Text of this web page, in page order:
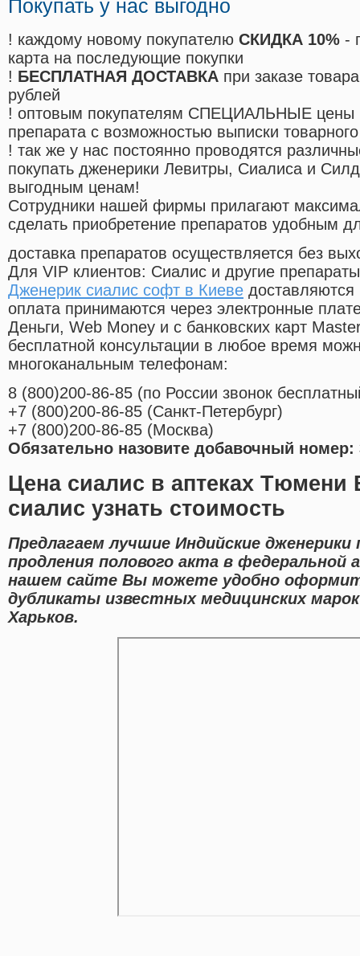
Покупать у нас выгодно
! каждому новому покупателю СКИДКА 10% -
карта на последующие покупки
! БЕСПЛАТНАЯ ДОСТАВКА при заказе
рублей
! оптовым покупателям СПЕЦИАЛЬНЫЕ цены
препарата с возможностью выписки
! так же у нас постоянно проводятся
покупать дженерики Левитры, Сиалиса и
выгодным ценам!
Cотрудники нашей фирмы прилагают
сделать приобретение препаратов удобным
доставка препаратов осуществляется без
Для VIP клиентов: Сиалис и другие
Дженерик сиалис софт в Киеве доставляются
оплата принимаются через электронные
Деньги, Web Money и с банковских карт
бесплатной консультации в любое время
многоканальным телефонам:
8 (800)200-86-85 (по России звонок
+7 (800)200-86-85 (Санкт-Петербург)
+7 (800)200-86-85 (Москва)
Обязательно назовите добавочный номер:
Цена сиалис в аптеках Тюмени
сиалис узнать стоимость
Предлагаем лучшие Индийские дженерики
продления полового акта в федеральной
нашем сайте Вы можете удобно
дубликаты известных медицинских
Харьков.